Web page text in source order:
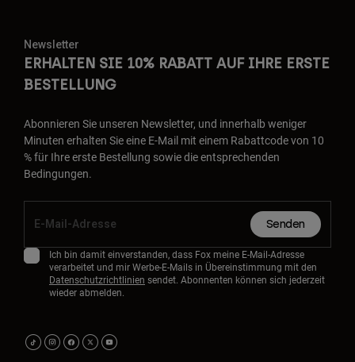
Newsletter
ERHALTEN SIE 10% RABATT AUF IHRE ERSTE
BESTELLUNG
Abonnieren Sie unseren Newsletter, und innerhalb weniger
Minuten erhalten Sie eine E-Mail mit einem Rabattcode von 10
% für Ihre erste Bestellung sowie die entsprechenden
Bedingungen.
Senden
Ich bin damit einverstanden, dass Fox meine E-Mail-Adresse
verarbeitet und mir Werbe-E-Mails in Übereinstimmung mit den
Datenschutzrichtlinien sendet. Abonnenten können sich jederzeit
wieder abmelden.